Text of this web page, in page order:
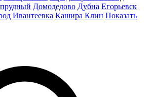
Домодедово Дубна Егорьевск
Ивантеевка Кашира Клин Показать